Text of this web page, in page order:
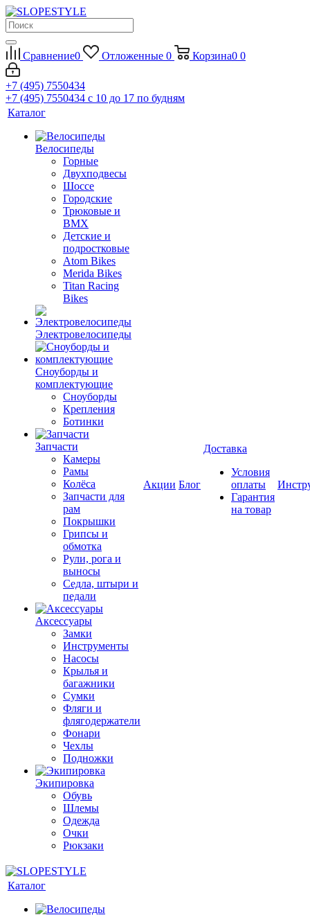
Сравнение0 Отложенные 0 Корзина0 0
+7 (495) 7550434
+7 (495) 7550434 с 10 до 17 по будням
Каталог
Велосипеды
Горные
Двухподвесы
Шоссе
Городские
Трюковые и
BMX
Детские и
подростковые
Atom Bikes
Merida Bikes
Titan Racing
Bikes
Электровелосипеды
Cноуборды и
комплектующие
Сноуборды
Крепления
Ботинки
Запчасти
Камеры
Рамы
Колёса
Запчасти для
рам
Покрышки
Грипсы и
обмотка
Рули, рога и
выносы
Седла, штыри и
педали
Аксессуары
Замки
Инструменты
Насосы
Крылья и
багажники
Сумки
Фляги и
флягодержатели
Фонари
Чехлы
Подножки
Экипировка
Обувь
Шлемы
Одежда
Очки
Рюкзаки
Акции Блог
Доставка
Условия
оплаты
Гарантия
на товар
Каталог